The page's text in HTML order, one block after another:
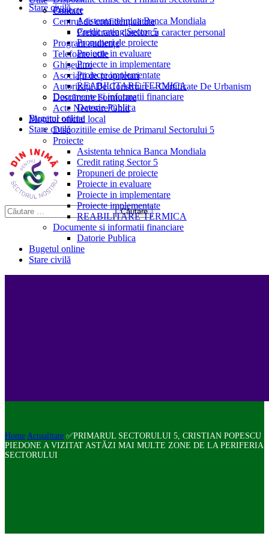
Stare civilă
Proiecte
Asistenta tehnica Banca Mondiala
Credit rating Sector 5
Propuneri de proiecte
Proiecte in evaluare
Proiecte in implementare
Proiecte implementate
REABILITARE TERMICA
Documente si informatii financiare
Datorie Publica
Bugetul online
Stare civilă
Contact
Centrul de confidențialitate
Prelucrarea datelor cu caracter personal
Program audiențe
Telefoane utile
Ghișeul.ro
Asociații de proprietari
Autorizații De Construire – Certificate De Urbanism
Descărcare Formulare
Acte Necesare/Ghid
Monitor oficial local
Dispozitiile emise de Primarul Sectorului 5
Proiecte
Asistenta tehnica Banca Mondiala
Credit rating Sector 5
Propuneri de proiecte
Proiecte in evaluare
Proiecte in implementare
Proiecte implementate
REABILITARE TERMICA
Documente si informatii financiare
Datorie Publica
Bugetul online
Stare civilă
Home Actualitate ✅PRIMARUL SECTORULUI 5, CRISTIAN POPESCU
PIEDONE A VIZITAT ASTĂZI MAI MULTE ZONE DE LA PERIFERIA
SECTORULUI